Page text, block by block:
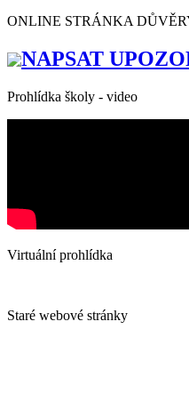
ONLINE STRÁNKA
NAPSAT
Prohlídka školy - video
Virtuální prohlídka
Staré webové stránky